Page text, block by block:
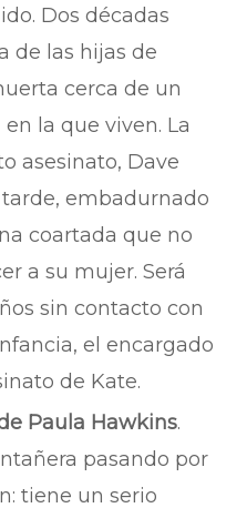
Dos décadas
de las hijas de
cerca de un
la que viven. La
asesinato, Dave
embadurnado
coartada que no
a su mujer. Será
sin contacto con
el encargado
de Kate.
Paula Hawkins.
pasando por
tiene un serio